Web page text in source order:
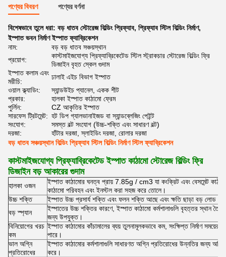
পণ্যের বিবরণ পণ্যের বর্ণনা
বিশেষভাবে তুলে ধরা: বড় ধাতব স্টোরেজ বিল্ডিং প্রিফ্যাব, প্রিফ্যাব স্টিল বিল্ডিং নির্মাণ,
ইস্পাত ভবন নির্মাণ ইস্পাত ফ্যাব্রিকেশন
নাম:
বড় বড় ধাতব সঞ্চয়স্থান
প্রয়োগ:
কাস্টমাইজযোগ্য প্রিফ্যাব্রিকেটেড স্টিল স্ট্রাকচার স্টোরেজ বিল্ডিং ফ্রি
ডিজাইন বৃহত স্কেল গুদাম
ইস্পাত কলাম এবং
মরীচি:
ঢালাই এইচ বিভাগ ইস্পাত
ওয়াল ক্ল্যাডিং:
স্যান্ডউইচ প্যানেল, একক শীট
প্রকার:
হালকা ইস্পাত কাঠামো ফ্রেম
পুর্লিন:
CZ আকৃতির ইস্পাত
সারফেস ট্রিটমেন্ট: হট ডিপ গ্যালভানাইজড বা স্যান্ডব্লেজিং পেইন্ট
সংযোগ:
সমস্ত বল্ট সংযোগ (উচ্চ-শক্তি এবং সাধারণ বল্ট)
দরজা:
হাঁটার দরজা, স্লাইডিং দরজা, রোলার দরজা
বড় ধাতব সঞ্চয়স্থান বিল্ডিং প্রিফ্যাব স্টিল বিল্ডিং নির্মাণ স্টিল ফ্যাব্রিকেশন
কাস্টমাইজযোগ্য প্রিফ্যাব্রিকেটেড ইস্পাত কাঠামো স্টোরেজ বিল্ডিং ফ্রি
ডিজাইন বড় আকারের গুদাম
হালকা ওজন
ইস্পাত কাঠামোর ঘনত্ব প্রায় 7.85g / cm3 যা কংক্রিট এবং বেসমেন্ট
কাঠামো পরিবহন এবং ইনস্টল করা সহজ করে তোলে।
উচ্চ শক্তি
ইস্পাত উচ্চ প্রসার্য শক্তি এবং ফলন শক্তি আছে এবং ক্ষতি ছাড়া বড় লোড
বড় স্প্যান
ইস্পাতের উচ্চ শক্তির কারণে, ইস্পাত কাঠামো কর্মশালাগুলি বৃহত্তর স্থান
জন্য উপযুক্ত।
বিনিয়োগের খরচ
কম
ইস্পাত কাঠামোর কাঁচামালের ব্যয় তুলনামূলকভাবে কম, সংক্ষিপ্ত নির্মাণ সময়ের
পারে।
ভাল অগ্নি
প্রতিরোধের
ইস্পাত কাঠামোর কর্মশালাগুলি সাধারণত অগ্নি প্রতিরোধের উন্নতির জন্য
করে।